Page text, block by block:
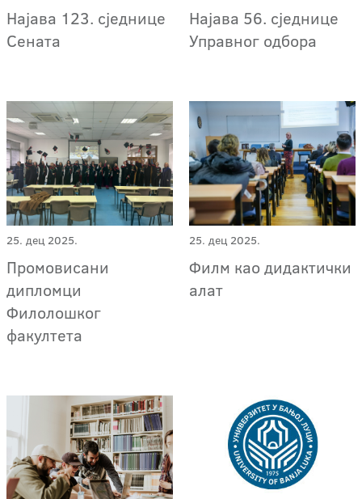
Најава 123. сједнице
Сената
Најава 56. сједнице
Управног одбора
25. дец 2025.
Промовисани
дипломци
Филолошког
факултета
25. дец 2025.
Филм као дидактички
алат